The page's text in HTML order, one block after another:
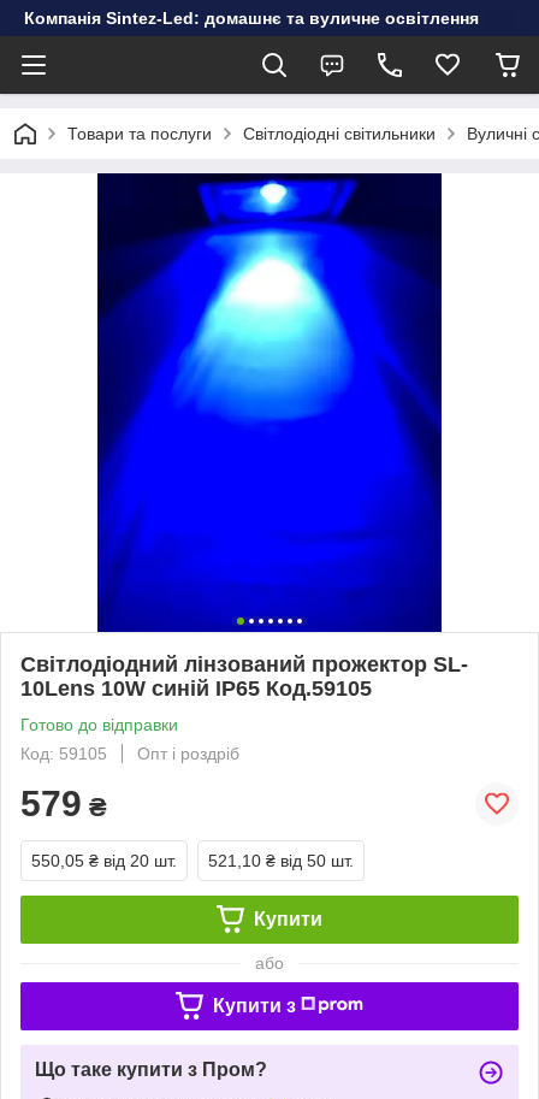
Компанія Sintez-Led: домашнє та вуличне освітлення
Товари та послуги Світлодіодні світильники Вуличні
Світлодіодний лінзований прожектор SL-
10Lens 10W синій IP65 Код.59105
Готово до відправки
Код: 59105
Опт і роздріб
579 ₴
550,05 ₴ від 20 шт. 521,10 ₴ від 50 шт.
Купити
або
Купити з
Що таке купити з Пром?